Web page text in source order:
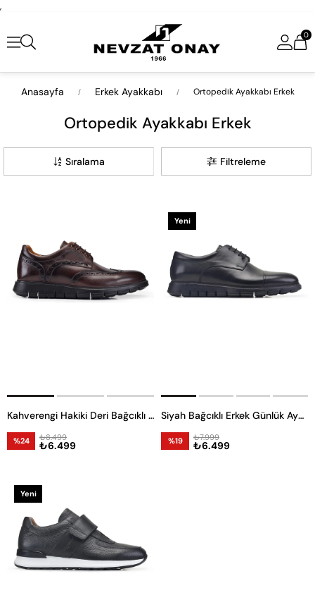
,
0
Anasayfa Erkek Ayakkabı Ortopedik Ayakkabı Erkek
Ortopedik Ayakkabı Erkek
Filtreleme
Sıralama
Kahverengi Hakiki Deri Bağcıklı Erkek Günlük Ayakkabı
%24 ₺6.499
₺8.499
Siyah Bağcıklı Erkek Günlük Ayakkabı
%19 ₺6.499
₺7.999
Yeni
Yeni